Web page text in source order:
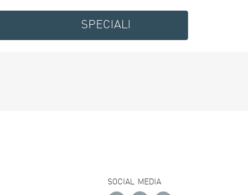
SPECIALI
SOCIAL MEDIA